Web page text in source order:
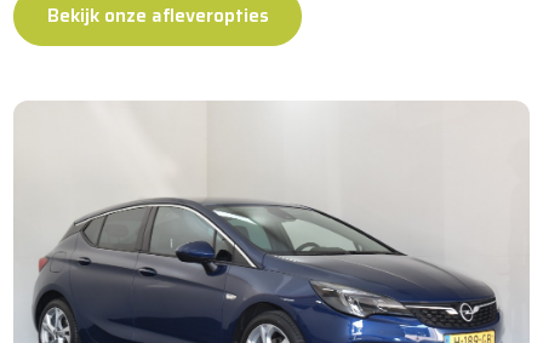
Bekijk onze afleveropties